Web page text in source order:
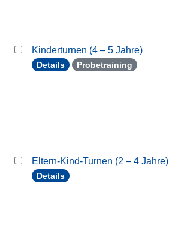
Kinderturnen (4 – 5 Jahre)
Details Probetraining
Eltern-Kind-Turnen (2 – 4 Jahre)
Details